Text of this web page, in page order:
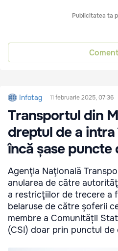
Publicitatea ta
Infotag 11 februarie 2025, 07:36
Transportul din
dreptul de a
încă șase puncte
Agenţia Naţională
anularea de către
a restricţiilor de trecere a
belaruse de către şoferii
membre a Comunității
(CSI) doar prin punctul de